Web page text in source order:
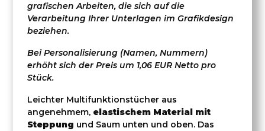
grafischen Arbeiten, die sich auf die
Verarbeitung Ihrer Unterlagen im Grafikdesign
beziehen.
Bei Personalisierung (Namen, Nummern)
erhöht sich der Preis um 1,06 EUR Netto pro
Stück.
Leichter Multifunktionstücher aus
angenehmem, elastischem Material mit
Steppung und Saum unten und oben. Das